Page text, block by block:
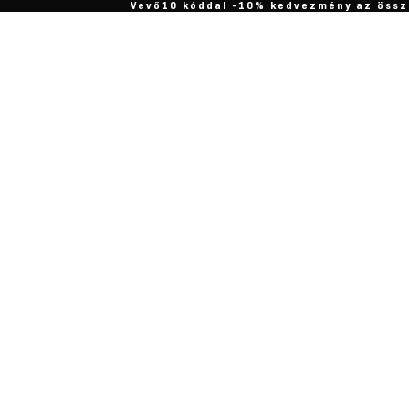
Vevő10 kóddal -10% kedvezmény az